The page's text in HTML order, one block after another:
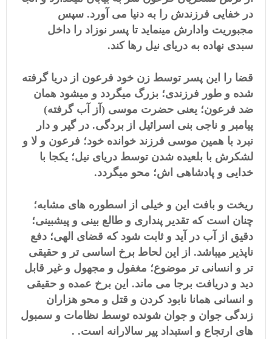
در خفایی فرزندش را به دنیا می آورد. سپس
مجبوریت وادارش مینماید تا پسر نوزاد را داخل
سبدی نهاده به دریای نیل رها کند.
قضا را این پسر توسط زن خود فرعون از دریا گرفته
شده و طور فرزندی؛ بزرگ میگردد و میشود همان
ضد فرعون؛ یعنی حضرت موسی (آز آب گرفته)
پیامبر و ناجی بنی اسرائیل از بردگی. در گیر و دار
نبرد با همین موسی فرزند خوانده خود؛ فرعون و لا و
لشکرش با بلعیده شدن توسط دریای نیل؛ یکجا با
خدایی و پادشاهی اش؛ محو میگردد.
ریخت و بافت این و خیلی از اسطوره های مشابه؛
چنان است که تقدیر پنداری و طالع بینی و پیشبینی؛
دقیق از آب در آید و ثابت شود که قضای الهی؛ دفع
ناپذیر میباشد. از این لحاط برخ اساسی تر و حقیقی
تر و انسانی تر موضوع؛ مغفول و مجهول و غیر قابل
دید و دریافت برجا می ماند. این برخ عمده و حقیقی
و انسانی همانا نابود کردن و قتل و محو هزاران
زندگی جوان و جوان شونده توسط نظامات و سمبول
های ارتجاع و استبداد پیر سالارانه است. .